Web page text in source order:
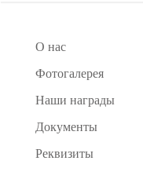
О нас
Фотогалерея
Наши награды
Документы
Реквизиты